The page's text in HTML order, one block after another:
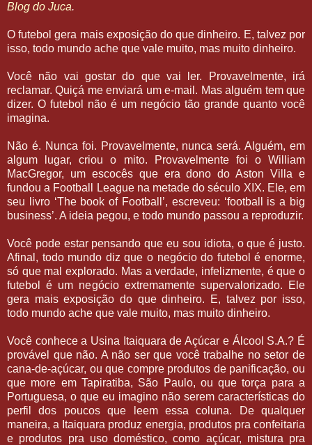
Blog do Juca.
O futebol gera mais exposição do que dinheiro. E, talvez por
isso, todo mundo ache que vale muito, mas muito dinheiro.
Você não vai gostar do que vai ler. Provavelmente, irá
reclamar. Quiçá me enviará um e-mail. Mas alguém tem que
dizer. O futebol não é um negócio tão grande quanto você
imagina.
Não é. Nunca foi. Provavelmente, nunca será. Alguém, em
algum lugar, criou o mito. Provavelmente foi o William
MacGregor, um escocês que era dono do Aston Villa e
fundou a Football League na metade do século XIX. Ele, em
seu livro ‘The book of Football’, escreveu: ‘football is a big
business’. A ideia pegou, e todo mundo passou a reproduzir.
Você pode estar pensando que eu sou idiota, o que é justo.
Afinal, todo mundo diz que o negócio do futebol é enorme,
só que mal explorado. Mas a verdade, infelizmente, é que o
futebol é um negócio extremamente supervalorizado. Ele
gera mais exposição do que dinheiro. E, talvez por isso,
todo mundo ache que vale muito, mas muito dinheiro.
Você conhece a Usina Itaiquara de Açúcar e Álcool S.A.? É
provável que não. A não ser que você trabalhe no setor de
cana-de-açúcar, ou que compre produtos de panificação, ou
que more em Tapiratiba, São Paulo, ou que torça para a
Portuguesa, o que eu imagino não serem características do
perfil dos poucos que leem essa coluna. De qualquer
maneira, a Itaiquara produz energia, produtos pra confeitaria
e produtos pra uso doméstico, como açúcar, mistura pra